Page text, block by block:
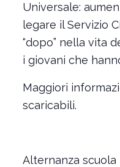
Universale:
legare il Servizio
“dopo” nella vita
i giovani che
Maggiori
scaricabili.
Alternanza